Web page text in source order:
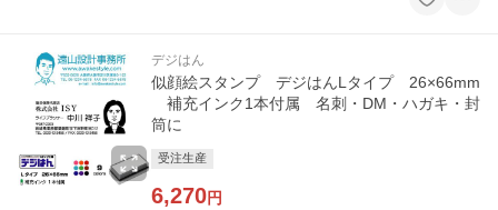
デジはん
似顔絵スタンプ デジはんLタイプ 26×66mm
補充インク1本付属 名刺・DM・ハガキ・封
筒に
受注生産
6,270円